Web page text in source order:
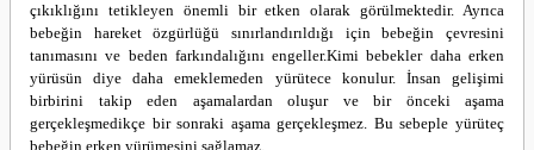
çıkıklığını tetikleyen önemli bir etken olarak görülmektedir. Ayrıca
bebeğin hareket özgürlüğü sınırlandırıldığı için bebeğin çevresini
tanımasını ve beden farkındalığını engeller.Kimi bebekler daha erken
yürüsün diye daha emeklemeden yürütece konulur. İnsan gelişimi
birbirini takip eden aşamalardan oluşur ve bir önceki aşama
gerçekleşmedikçe bir sonraki aşama gerçekleşmez. Bu sebeple yürüteç
bebeğin erken yürümesini sağlamaz.